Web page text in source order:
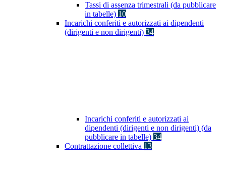
Tassi di assenza trimestrali (da pubblicare
in tabelle) 10
Incarichi conferiti e autorizzati ai dipendenti
(dirigenti e non dirigenti) 34
Incarichi conferiti e autorizzati ai
dipendenti (dirigenti e non dirigenti) (da
pubblicare in tabelle) 34
Contrattazione collettiva 13